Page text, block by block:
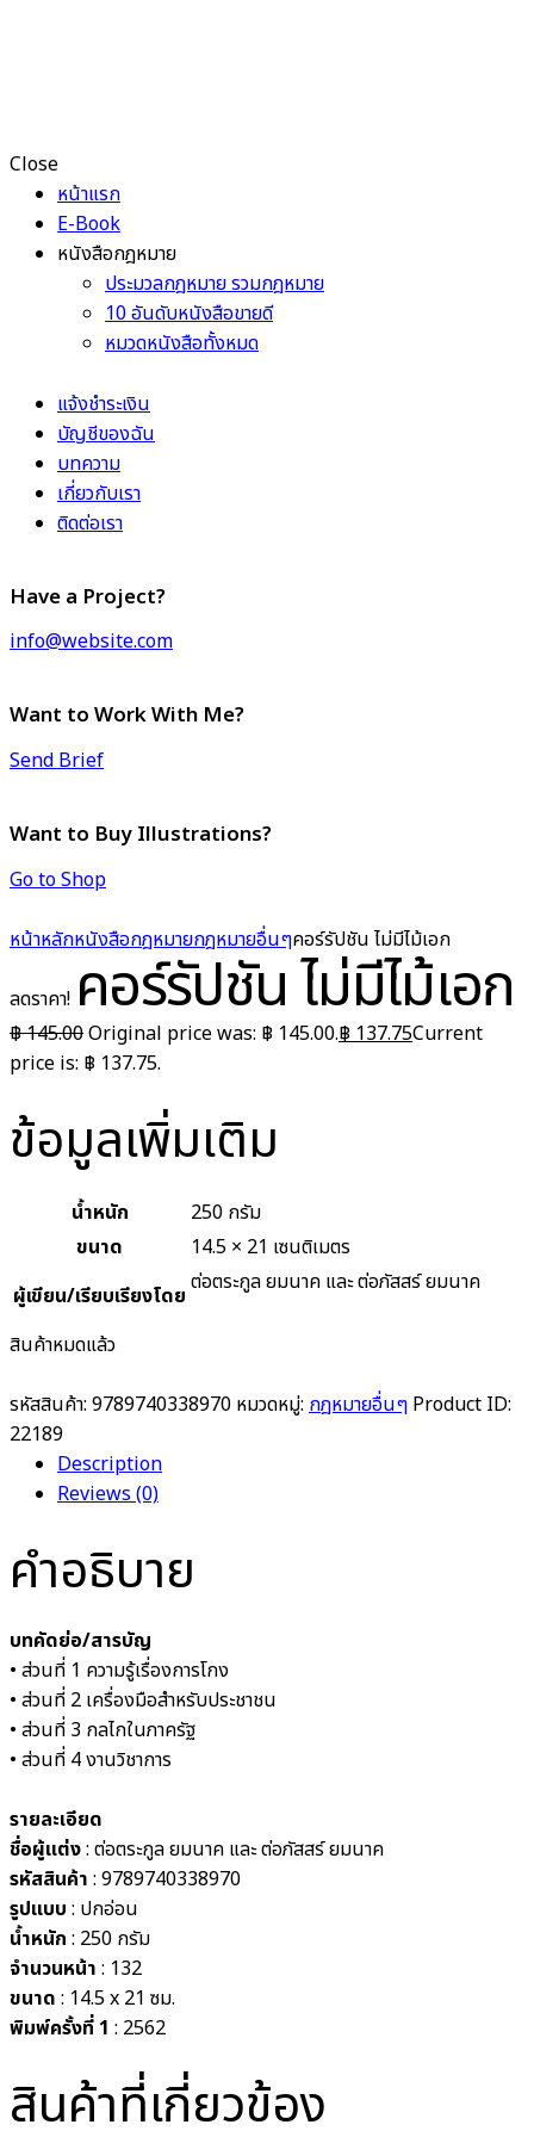
Close
หน้าแรก
E-Book
หนังสือกฎหมาย
ประมวลกฎหมาย รวมกฎหมาย
10 อันดับหนังสือขายดี
หมวดหนังสือทั้งหมด
แจ้งชำระเงิน
บัญชีของฉัน
บทความ
เกี่ยวกับเรา
ติดต่อเรา
Have a Project?
info@website.com
Want to Work With Me?
Send Brief
Want to Buy Illustrations?
Go to Shop
หน้าหลักหนังสือกฎหมายกฎหมายอื่นๆคอร์รัปชัน ไม่มีไม้เอก
ลดราคา! คอร์รัปชัน ไม่มีไม้เอก
฿145.00Original price was: ฿ 145.00.฿ 137.75Current
price is: ฿ 137.75.
ข้อมูลเพิ่มเติม
น้ำหนัก
250 กรัม
ขนาด
14.5 × 21 เซนติเมตร
ผู้เขียน/เรียบเรียงโดย ต่อตระกูล ยมนาค และ ต่อภัสสร์ ยมนาค
สินค้าหมดแล้ว
รหัสสินค้า: 9789740338970 หมวดหมู่: กฎหมายอื่นๆ Product ID:
22189
Description
Reviews (0)
คำอธิบาย
บทคัดย่อ/สารบัญ
• ส่วนที่ 1 ความรู้เรื่องการโกง
• ส่วนที่ 2 เครื่องมือสำหรับประชาชน
• ส่วนที่ 3 กลไกในภาครัฐ
• ส่วนที่ 4 งานวิชาการ
รายละเอียด
ชื่อผู้แต่ง: ต่อตระกูล ยมนาค และ ต่อภัสสร์ ยมนาค
รหัสสินค้า : 9789740338970
รูปแบบ : ปกอ่อน
น้ำหนัก : 250 กรัม
จำนวนหน้า : 132
ขนาด : 14.5 x 21 ซม.
พิมพ์ครั้งที่ 1 : 2562
สินค้าที่เกี่ยวข้อง